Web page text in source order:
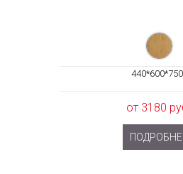
440*600*750
от 3180